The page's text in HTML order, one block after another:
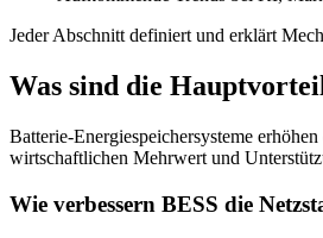
Jeder Abschnitt definiert und erklärt
Was sind die
Batterie-Energiespeichersysteme
wirtschaftlichen Mehrwert und
Wie verbessern BESS die